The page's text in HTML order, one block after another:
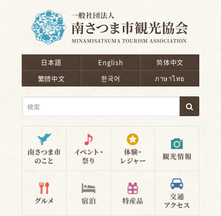
日本語 English
简体中文
繁體中文
한국어 ภาษาไทย